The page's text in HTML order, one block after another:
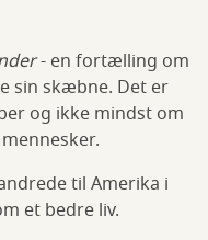
- en fortælling om
sin skæbne. Det er
og ikke mindst om
til Amerika i
et bedre liv.